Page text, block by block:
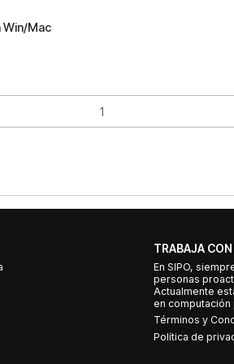
Win/Mac
TRABAJA
En SIPO,
personas
Actualmente
en computación
Términos y
Política de